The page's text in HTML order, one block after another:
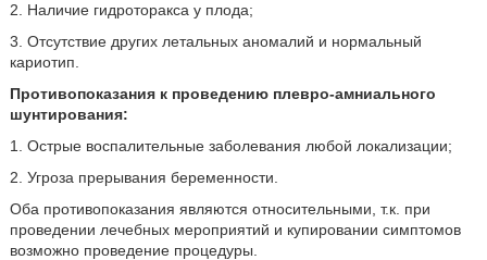
2. Наличие гидроторакса у плода;
3. Отсутствие других летальных аномалий и нормальный
кариотип.
Противопоказания к проведению плевро-амниального
шунтирования:
1. Острые воспалительные заболевания любой локализации;
2. Угроза прерывания беременности.
Оба противопоказания являются относительными, т.к. при
проведении лечебных мероприятий и купировании симптомов
возможно проведение процедуры.